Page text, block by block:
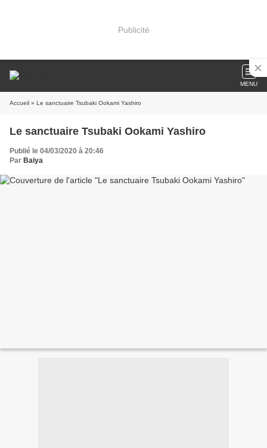
Publicité
MENU
Accueil » Le sanctuaire Tsubaki Ookami Yashiro
Le sanctuaire Tsubaki Ookami Yashiro
Publié le 04/03/2020 à 20:46
Par Baiya